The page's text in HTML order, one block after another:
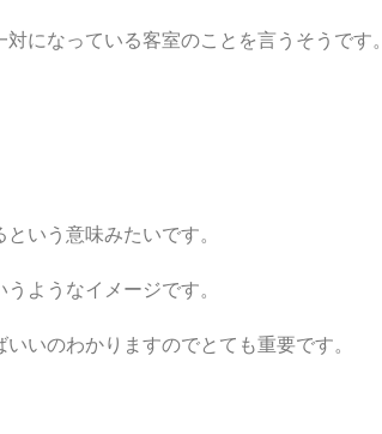
になっている客室のことを言うそうです。
いう意味みたいです。
ようなイメージです。
いのわかりますのでとても重要です。